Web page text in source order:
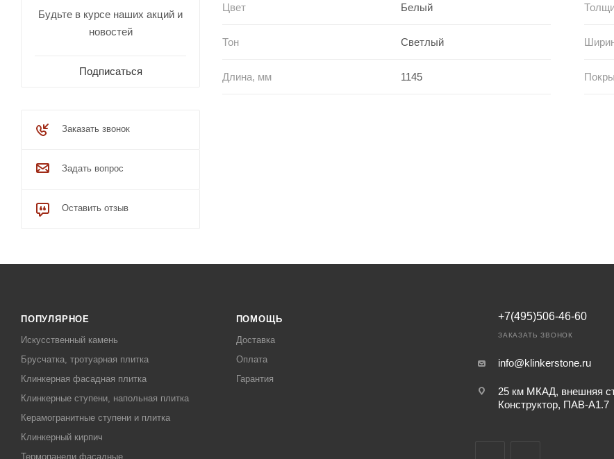
Цвет Белый
Тон Светлый
Длина, мм 1145
Будьте в курсе наших акций и
новостей
Подписаться
Заказать звонок
Задать вопрос
Оставить отзыв
ПОПУЛЯРНОЕ
Искусственный камень
Брусчатка, тротуарная плитка
Клинкерная фасадная плитка
Клинкерные ступени, напольная плитка
Керамогранитные ступени и плитка
Клинкерный кирпич
Термопанели фасадные
ПОМОЩЬ
Доставка
Оплата
Гарантия
+7(495)506-46-60
ЗАКАЗАТЬ ЗВОНОК
info@klinkerstone.ru
25 км МКАД, внешняя
Конструктор, ПАВ-А1.7